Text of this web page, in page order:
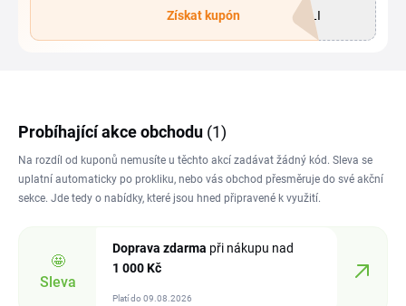
PLI
Získat kupón
Probíhající akce obchodu (1)
Na rozdíl od kuponů nemusíte u těchto akcí zadávat žádný kód. Sleva se
uplatní automaticky po prokliku, nebo vás obchod přesměruje do své akční
sekce. Jde tedy o nabídky, které jsou hned připravené k využití.
🤩
Sleva
Doprava zdarma při nákupu nad
1 000 Kč
Platí do 09.08.2026